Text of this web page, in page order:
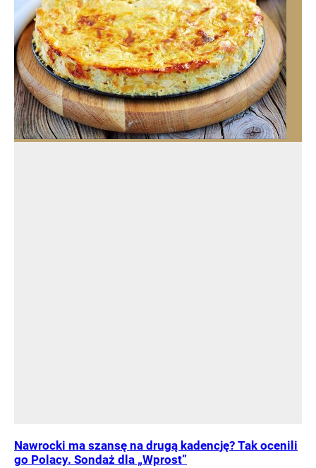
Nawrocki ma szansę na drugą kadencję? Tak ocenili
go Polacy. Sondaż dla „Wprost”